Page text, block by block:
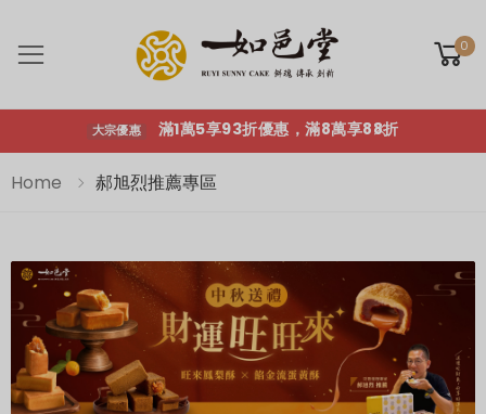
Toggle mobile menu
0
大宗優惠 滿1萬5享93折優惠，滿8萬享88折
Home 郝旭烈推薦專區